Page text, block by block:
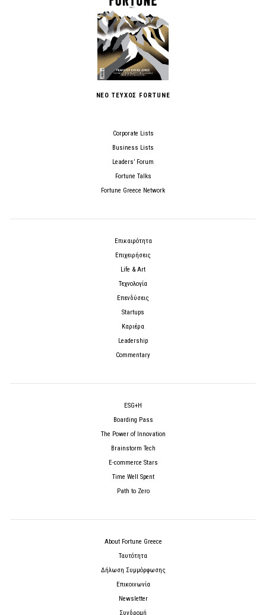
ΝΕΟ ΤΕΥΧΟΣ FORTUNE
Corporate Lists
Business Lists
Leaders’ Forum
Fortune Talks
Fortune Greece Network
Επικαιρότητα
Επιχειρήσεις
Life & Art
Τεχνολογία
Επενδύσεις
Startups
Καριέρα
Leadership
Commentary
ESG+H
Boarding Pass
The Power of Innovation
Brainstorm Tech
E-commerce Stars
Time Well Spent
Path to Zero
About Fortune Greece
Ταυτότητα
Δήλωση Συμμόρφωσης
Επικοινωνία
Newsletter
Συνδρομή